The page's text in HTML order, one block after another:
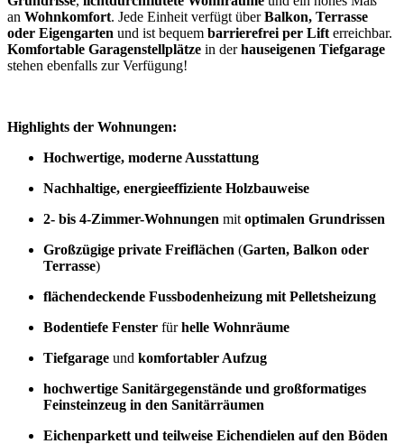
an Wohnkomfort. Jede Einheit verfügt überBalkon, Terrasse
oder Eigengarten und ist bequem barrierefrei per Lift erreichbar.
Komfortable Garagenstellplätze in derhauseigenen Tiefgarage
stehen ebenfalls zur Verfügung!
Highlights der Wohnungen:
Hochwertige, moderne Ausstattung
Nachhaltige, energieeffiziente Holzbauweise
2- bis 4-Zimmer-Wohnungen mit optimalen Grundrissen
Großzügige private Freiflächen (Garten, Balkon oder
Terrasse)
flächendeckende Fussbodenheizung mit Pelletsheizung
Bodentiefe Fenster fürhelle Wohnräume
Tiefgarage und komfortabler Aufzug
hochwertige Sanitärgegenstände und großformatiges
Feinsteinzeug in den Sanitärräumen
Eichenparkett und teilweise Eichendielen auf den Böden